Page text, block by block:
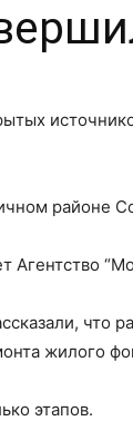
районе
что
жилого
этапов.